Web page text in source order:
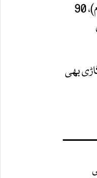
ٹاؤن میں واقع رہائش گاہ پر فالو اپ چھاپہ مارا گیا، جہاں سے 26 کوکین کیپسول (600 گرام)، 90
بھی